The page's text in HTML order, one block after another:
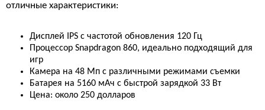
отличные характеристики:
Дисплей IPS с частотой обновления 120 Гц
Процессор Snapdragon 860, идеально подходящий для
игр
Камера на 48 Мп с различными режимами съемки
Батарея на 5160 мАч с быстрой зарядкой 33 Вт
Цена: около 250 долларов